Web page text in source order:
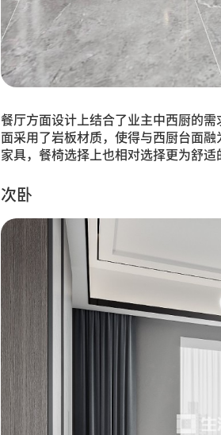
餐厅方面设计上结合了业主中西厨的
面采用了岩板材质，使得与西厨台面
家具，餐椅选择上也相对选择更为舒
次卧